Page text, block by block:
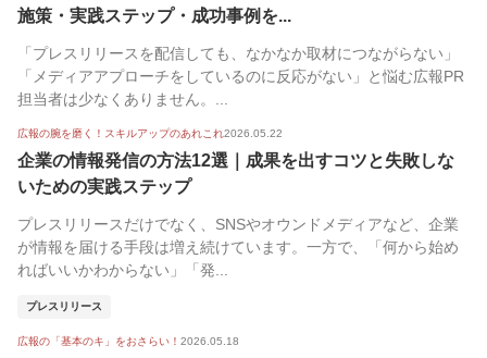
施策・実践ステップ・成功事例を...
「プレスリリースを配信しても、なかなか取材につながらない」
「メディアアプローチをしているのに反応がない」と悩む広報PR
担当者は少なくありません。...
広報の腕を磨く！スキルアップのあれこれ2026.05.22
企業の情報発信の方法12選｜成果を出すコツと失敗しな
いための実践ステップ
プレスリリースだけでなく、SNSやオウンドメディアなど、企業
が情報を届ける手段は増え続けています。一方で、「何から始め
ればいいかわからない」「発...
プレスリリース
広報の「基本のキ」をおさらい！ 2026.05.18